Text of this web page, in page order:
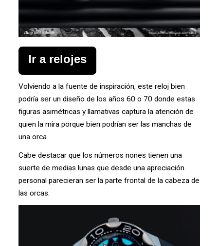
Ir a relojes
Volviendo a la fuente de inspiración, este reloj bien
podría ser un diseño de los años 60 o 70 donde estas
figuras asimétricas y llamativas captura la atención de
quien la mira porque bien podrían ser las manchas de
una orca.
Cabe destacar que los números nones tienen una
suerte de medias lunas que desde una apreciación
personal parecieran ser la parte frontal de la cabeza de
las orcas.